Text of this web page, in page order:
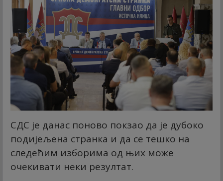
СДС је данас поново покзао да је дубоко
подијељена странка и да се тешко на
следећим изборима од њих може
очекивати неки резултат.